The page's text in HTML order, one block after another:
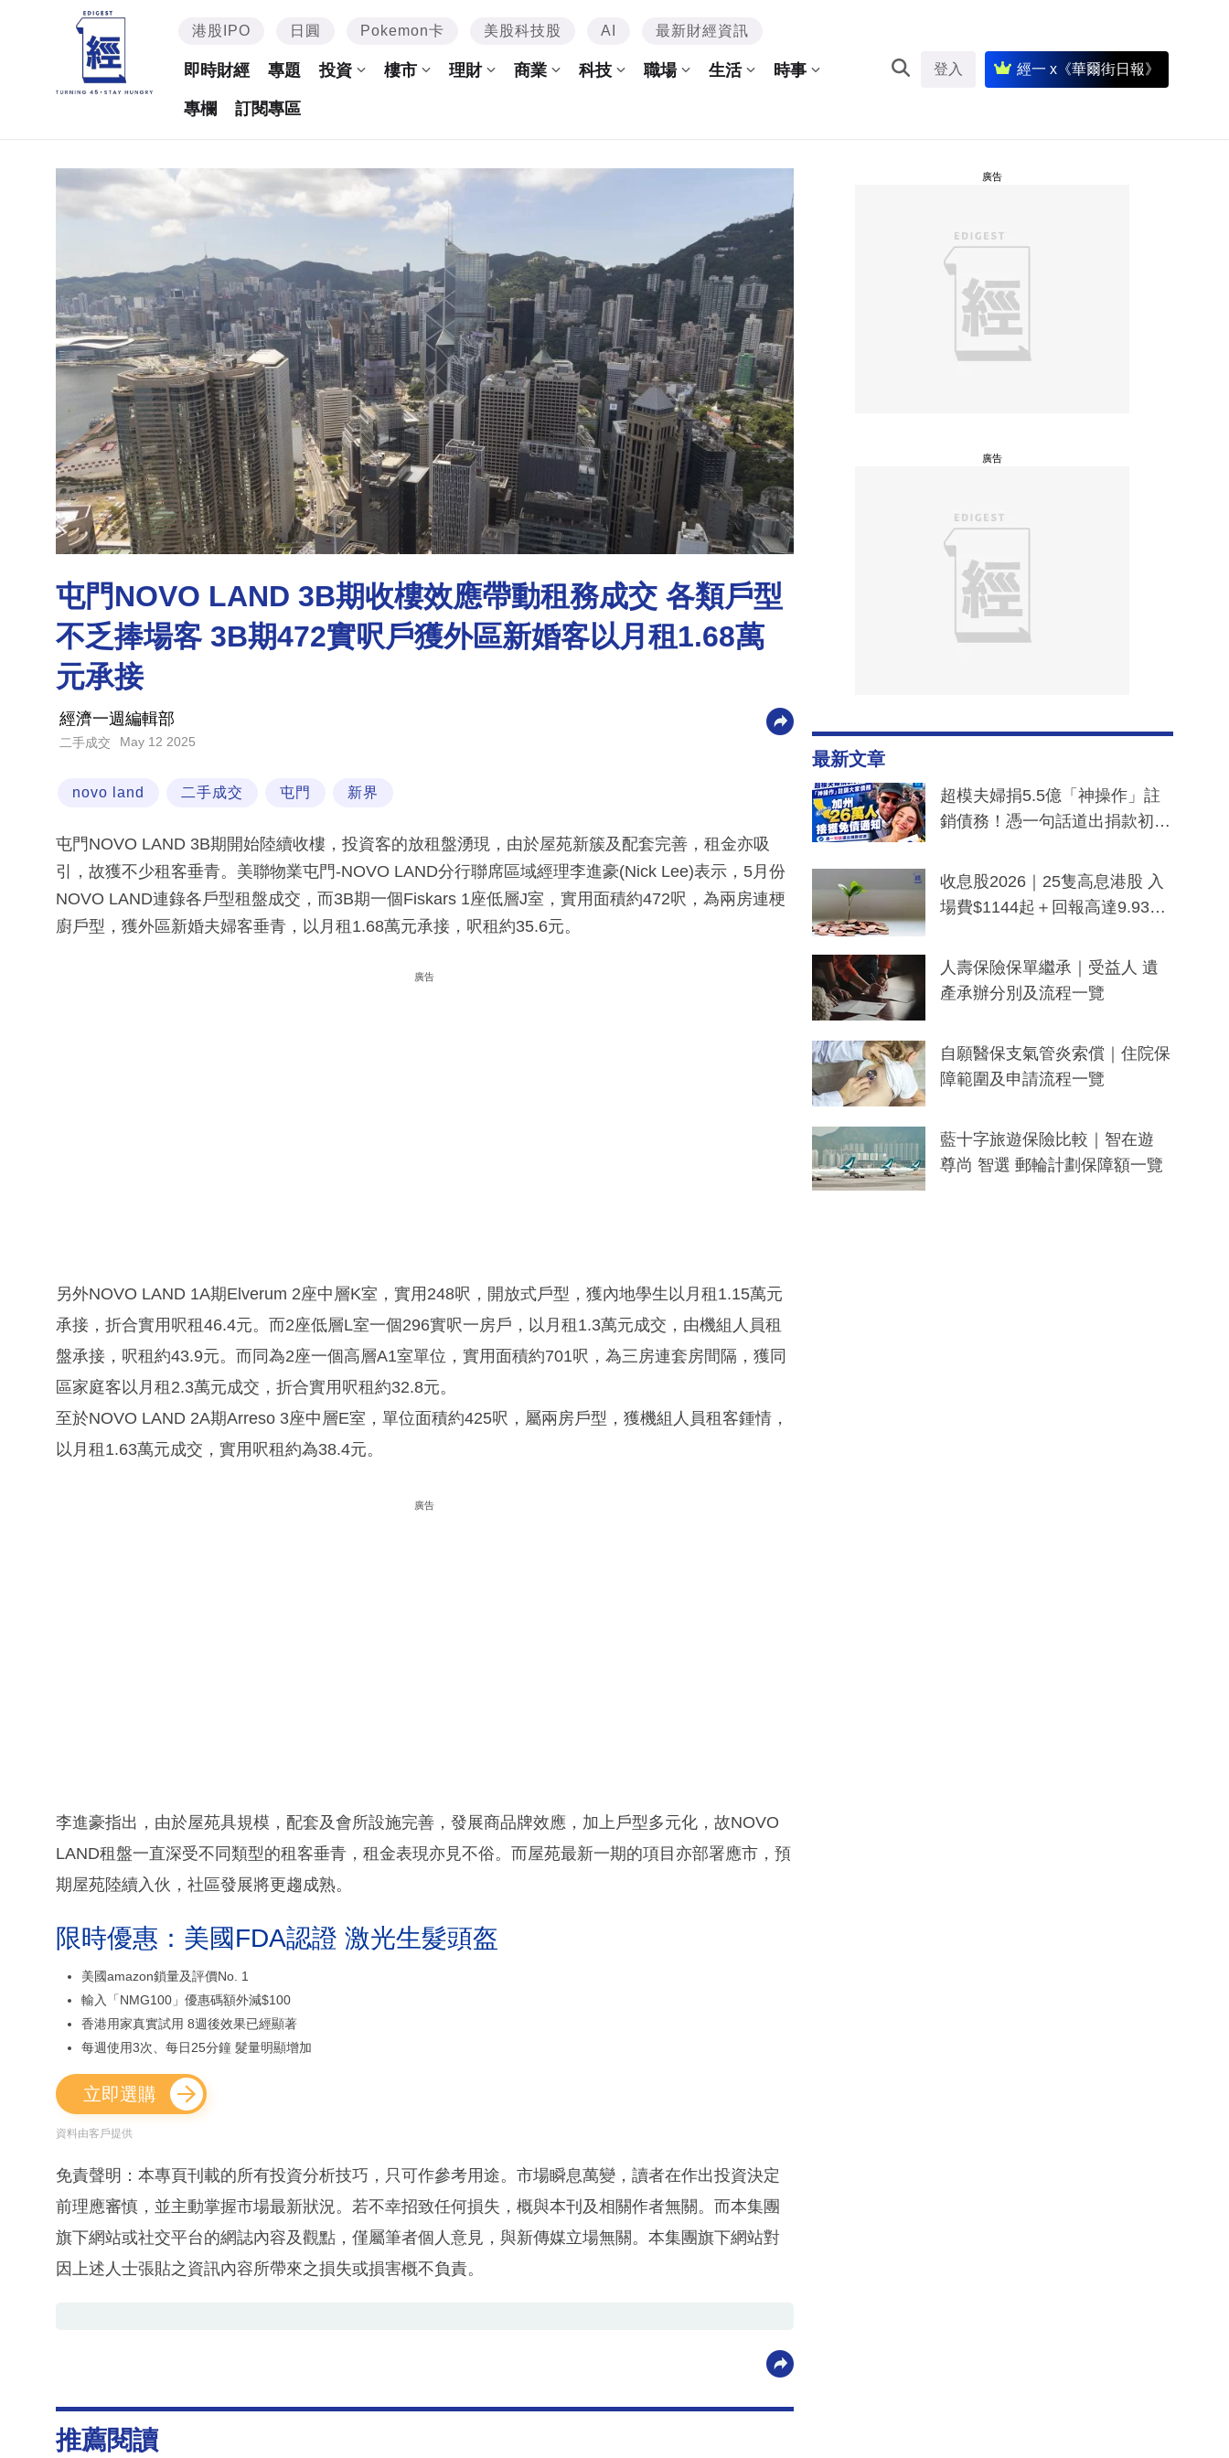
港股IPO 日圓 Pokemon卡 美股科技股 AI 最新財經資訊
即時財經 專題 投資 樓市 理財 商業 科技 職場 生活 時事
專欄 訂閱專區
登入 經一 x《華爾街日報》
屯門NOVO LAND 3B期收樓效應帶動租務成交 各類戶型
不乏捧場客 3B期472實呎戶獲外區新婚客以月租1.68萬
元承接
經濟一週編輯部
二手成交 May 12 2025
novo land 二手成交 屯門 新界
屯門NOVO LAND 3B期開始陸續收樓，投資客的放租盤湧現，由於屋苑新簇及配套完善，租金亦吸
引，故獲不少租客垂青。美聯物業屯門-NOVO LAND分行聯席區域經理李進豪(Nick Lee)表示，5月份
NOVO LAND連錄各戶型租盤成交，而3B期一個Fiskars 1座低層J室，實用面積約472呎，為兩房連梗
廚戶型，獲外區新婚夫婦客垂青，以月租1.68萬元承接，呎租約35.6元。
廣告
另外NOVO LAND 1A期Elverum 2座中層K室，實用248呎，開放式戶型，獲內地學生以月租1.15萬元
承接，折合實用呎租46.4元。而2座低層L室一個296實呎一房戶，以月租1.3萬元成交，由機組人員租
盤承接，呎租約43.9元。而同為2座一個高層A1室單位，實用面積約701呎，為三房連套房間隔，獲同
區家庭客以月租2.3萬元成交，折合實用呎租約32.8元。
至於NOVO LAND 2A期Arreso 3座中層E室，單位面積約425呎，屬兩房戶型，獲機組人員租客鍾情，
以月租1.63萬元成交，實用呎租約為38.4元。
廣告
李進豪指出，由於屋苑具規模，配套及會所設施完善，發展商品牌效應，加上戶型多元化，故NOVO
LAND租盤一直深受不同類型的租客垂青，租金表現亦見不俗。而屋苑最新一期的項目亦部署應市，預
期屋苑陸續入伙，社區發展將更趨成熟。
限時優惠：美國FDA認證 激光生髮頭盔
美國amazon鎖量及評價No. 1
輸入「NMG100」優惠碼額外減$100
香港用家真實試用 8週後效果已經顯著
每週使用3次、每日25分鐘 髮量明顯增加
立即選購
資料由客戶提供
免責聲明：本專頁刊載的所有投資分析技巧，只可作參考用途。市場瞬息萬變，讀者在作出投資決定
前理應審慎，並主動掌握市場最新狀況。若不幸招致任何損失，概與本刊及相關作者無關。而本集團
旗下網站或社交平台的網誌內容及觀點，僅屬筆者個人意見，與新傳媒立場無關。本集團旗下網站對
因上述人士張貼之資訊內容所帶來之損失或損害概不負責。
推薦閱讀
廣告
廣告
最新文章
超模夫婦捐5.5億「神操作」註
銷債務！憑一句話道出捐款初
一度被誤當詐騙手段
收息股2026｜25隻高息港股 入
場費$1144起＋回報高達9.93
人壽保險保單繼承｜受益人 遺
產承辦分別及流程一覽
自願醫保支氣管炎索償｜住院保
障範圍及申請流程一覽
藍十字旅遊保險比較｜智在遊
尊尚 智選 郵輪計劃保障額一覽